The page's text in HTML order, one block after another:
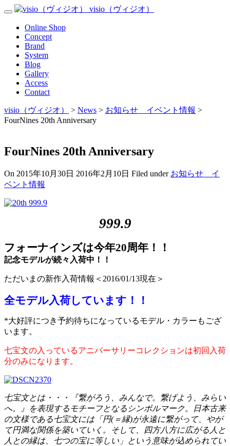
Skip
content
Toggle
Navigation
visio（ヴィジオ）
Menu
Online Shop
Concept
Brand
System
Blog
Gallery
Access
Contact
visio（ヴィジオ） > News > お知らせ イベント情報 >
FourNines 20th Anniversary
FourNines 20th Anniversary
On 2015年10月30日 2016年2月10日 Filed under お知らせ イ
ベント情報
999.9
フォーナインズは今年20周年！！
記念モデルが続々入荷中！！
ただいまの新作入荷情報＜2016/01/13現在＞
全モデル入荷しています！！
*大好評につき予約待ちになっているモデル・カラーもござ
います。
七宝文の入っているアニバーサリーコレクションは初回入荷
分のみになります。
七宝文とは・・・『繋がろう、みんなで。繋げよう、みらい
へ。』を表現するモチーフとなるシンボルマーク。日本古来
の文様である七宝文には「円(＝縁)が永遠に繋がって、やが
て円満な関係を築いていく。そして、四方八方に広がる人と
人との縁は、七つの宝に等しい」という意味が込められてい